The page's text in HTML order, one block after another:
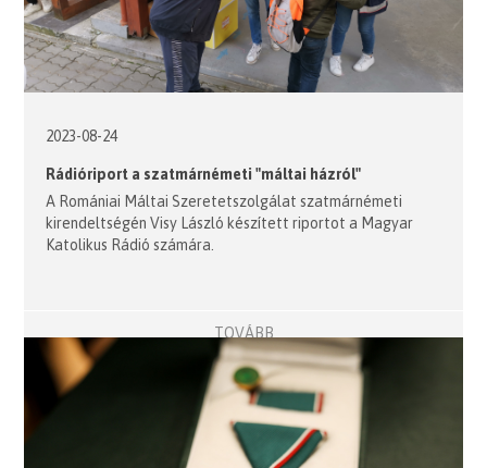
2023-08-24
Rádióriport a szatmárnémeti "máltai házról"
A Romániai Máltai Szeretetszolgálat szatmárnémeti
kirendeltségén Visy László készített riportot a Magyar
Katolikus Rádió számára.
TOVÁBB